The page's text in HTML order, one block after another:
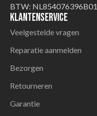
BTW: NL854076396B01
Klantenservice
Veelgestelde vragen
Reparatie aanmelden
Bezorgen
Retourneren
Garantie